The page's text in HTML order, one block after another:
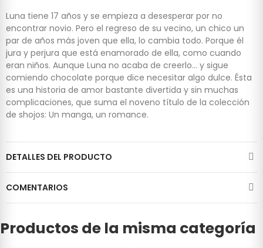
Luna tiene 17 años y se empieza a desesperar por no
encontrar novio. Pero el regreso de su vecino, un chico un
par de años más joven que ella, lo cambia todo. Porque él
jura y perjura que está enamorado de ella, como cuando
eran niños. Aunque Luna no acaba de creerlo... y sigue
comiendo chocolate porque dice necesitar algo dulce. Ésta
es una historia de amor bastante divertida y sin muchas
complicaciones, que suma el noveno título de la colección
de shojos: Un manga, un romance.
DETALLES DEL PRODUCTO
COMENTARIOS
Productos de la misma categoría